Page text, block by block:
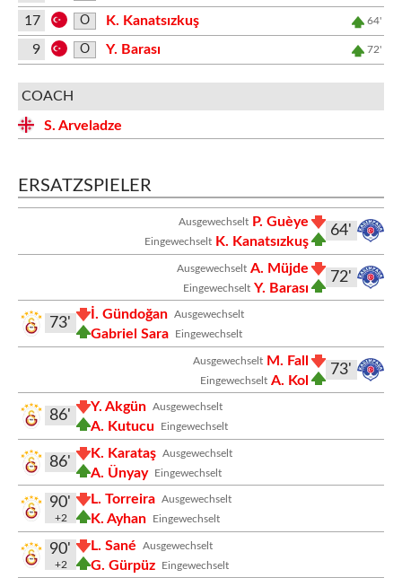
17 O K. Kanatsızkuş 64'
9 O Y. Barası 72'
COACH
S. Arveladze
ERSATZSPIELER
64'
Ausgewechselt P. Guèye
Eingewechselt K. Kanatsızkuş
72'
Ausgewechselt A. Müjde
Eingewechselt Y. Barası
Ausgewechselt
İ. Gündoğan
Eingewechselt
Gabriel Sara
73'
73'
Ausgewechselt M. Fall
Eingewechselt A. Kol
Ausgewechselt
Y. Akgün
Eingewechselt
A. Kutucu
86'
Ausgewechselt
K. Karataş
Eingewechselt
A. Ünyay
86'
Ausgewechselt
L. Torreira
Eingewechselt
K. Ayhan
90'
+2
Ausgewechselt
L. Sané
Eingewechselt
G. Gürpüz
90'
+2